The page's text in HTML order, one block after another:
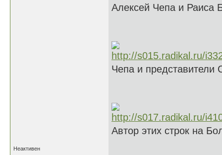
Алексей Чепа и Раиса
Чепа и представители
Автор этих строк на
Неактивен